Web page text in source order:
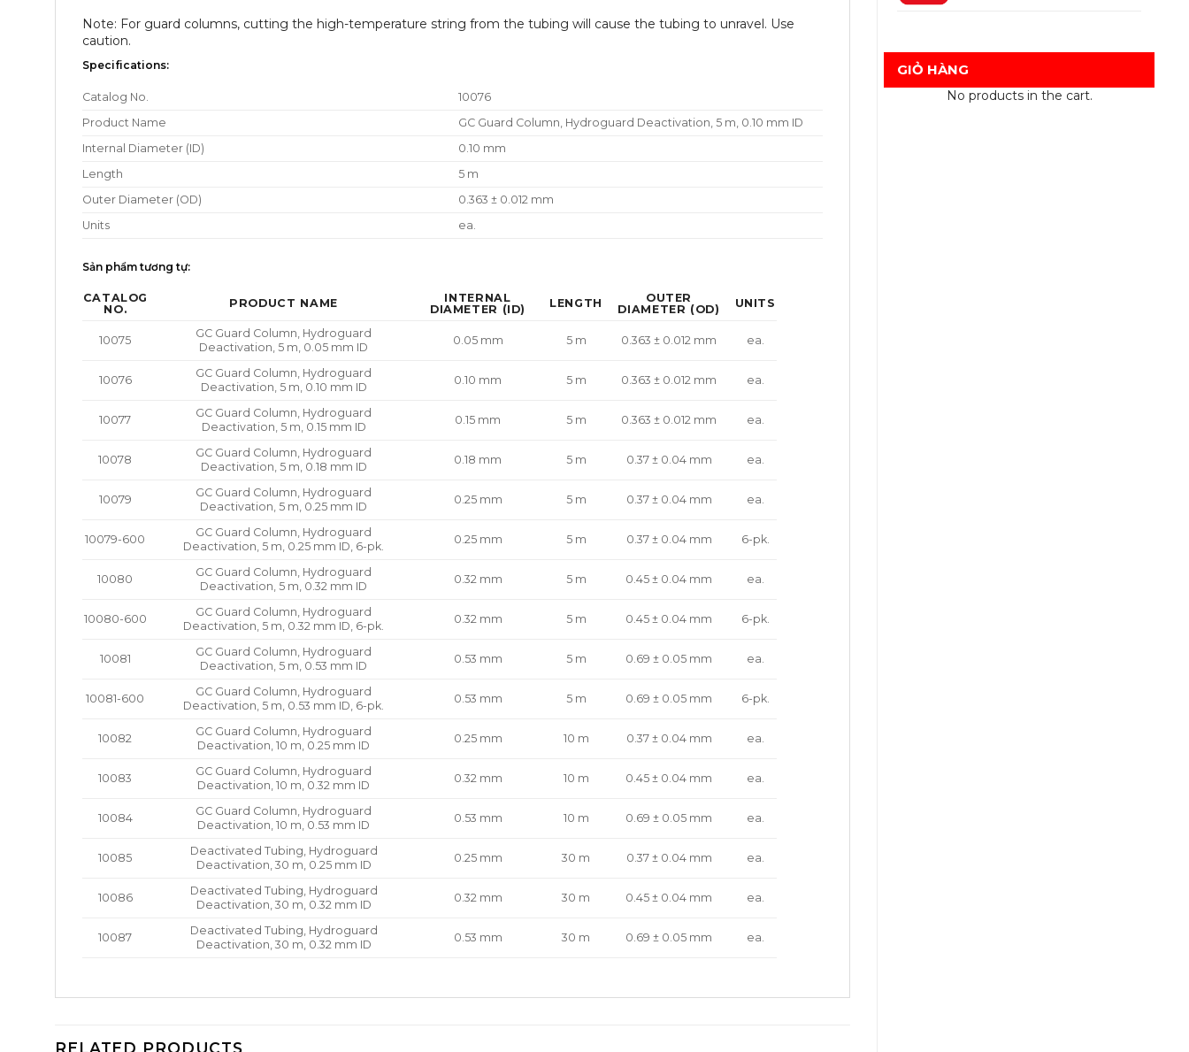
GIỎ HÀNG
No products in the cart.
Note: For guard columns, cutting the high-temperature string from the tubing will cause the tubing to unravel. Use
caution.
Specifications:
Catalog No.
10076
Product Name
GC Guard Column, Hydroguard Deactivation, 5 m, 0.10 mm ID
Internal Diameter (ID)
0.10 mm
Length
5 m
Outer Diameter (OD)
0.363 ± 0.012 mm
Units
ea.
Sản phẩm tương tự:
CATALOG
NO.
PRODUCT NAME
INTERNAL
DIAMETER (ID)
LENGTH
OUTER
DIAMETER (OD)
UNITS
10075
GC Guard Column, Hydroguard
Deactivation, 5 m, 0.05 mm ID
0.05 mm 5 m 0.363 ± 0.012 mm ea.
10076
GC Guard Column, Hydroguard
Deactivation, 5 m, 0.10 mm ID
0.10 mm 5 m 0.363 ± 0.012 mm ea.
10077
GC Guard Column, Hydroguard
Deactivation, 5 m, 0.15 mm ID
0.15 mm 5 m 0.363 ± 0.012 mm ea.
10078
GC Guard Column, Hydroguard
Deactivation, 5 m, 0.18 mm ID
0.18 mm 5 m 0.37 ± 0.04 mm ea.
10079
GC Guard Column, Hydroguard
Deactivation, 5 m, 0.25 mm ID
0.25 mm 5 m 0.37 ± 0.04 mm ea.
10079-600
GC Guard Column, Hydroguard
Deactivation, 5 m, 0.25 mm ID, 6-pk.
0.25 mm 5 m 0.37 ± 0.04 mm 6-pk.
10080
GC Guard Column, Hydroguard
Deactivation, 5 m, 0.32 mm ID
0.32 mm 5 m 0.45 ± 0.04 mm ea.
10080-600
GC Guard Column, Hydroguard
Deactivation, 5 m, 0.32 mm ID, 6-pk.
0.32 mm 5 m 0.45 ± 0.04 mm 6-pk.
10081
GC Guard Column, Hydroguard
Deactivation, 5 m, 0.53 mm ID
0.53 mm 5 m 0.69 ± 0.05 mm ea.
10081-600
GC Guard Column, Hydroguard
Deactivation, 5 m, 0.53 mm ID, 6-pk.
0.53 mm 5 m 0.69 ± 0.05 mm 6-pk.
10082
GC Guard Column, Hydroguard
Deactivation, 10 m, 0.25 mm ID
0.25 mm 10 m 0.37 ± 0.04 mm ea.
10083
GC Guard Column, Hydroguard
Deactivation, 10 m, 0.32 mm ID
0.32 mm 10 m 0.45 ± 0.04 mm ea.
10084
GC Guard Column, Hydroguard
Deactivation, 10 m, 0.53 mm ID
0.53 mm 10 m 0.69 ± 0.05 mm ea.
10085
Deactivated Tubing, Hydroguard
Deactivation, 30 m, 0.25 mm ID
0.25 mm 30 m 0.37 ± 0.04 mm ea.
10086
Deactivated Tubing, Hydroguard
Deactivation, 30 m, 0.32 mm ID
0.32 mm 30 m 0.45 ± 0.04 mm ea.
10087
Deactivated Tubing, Hydroguard
Deactivation, 30 m, 0.32 mm ID
0.53 mm 30 m 0.69 ± 0.05 mm ea.